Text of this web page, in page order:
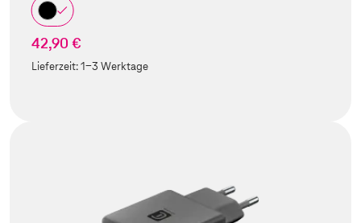
42,90 €
Lieferzeit:1-3 Werktage